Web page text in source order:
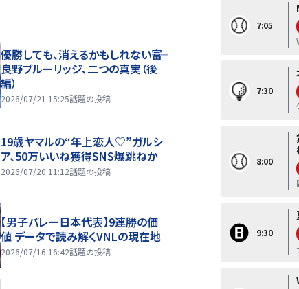
優勝しても、消えるかもしれない――富
良野ブルーリッジ、二つの真実（後
編）
2026/07/21 15:25話題の投稿
19歳ヤマルの“年上恋人♡”ガルシ
ア、50万いいね獲得SNS爆跳ねか
2026/07/20 11:12話題の投稿
【男子バレー日本代表】9連勝の価
値 データで読み解くVNLの現在地
2026/07/16 16:42話題の投稿
7:05
7:30
8:00
9:30